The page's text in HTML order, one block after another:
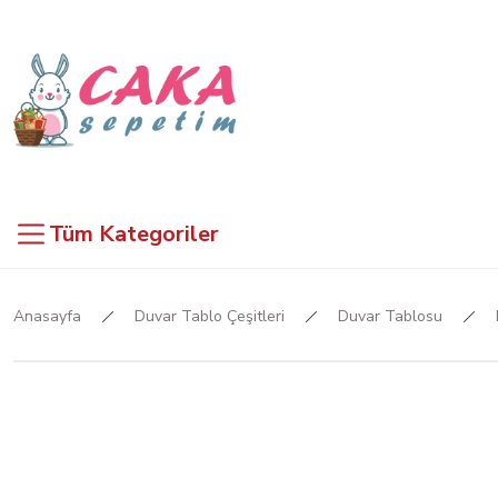
Tüm Kategoriler
Anasayfa Duvar Tablo Çeşitleri Duvar Tablosu